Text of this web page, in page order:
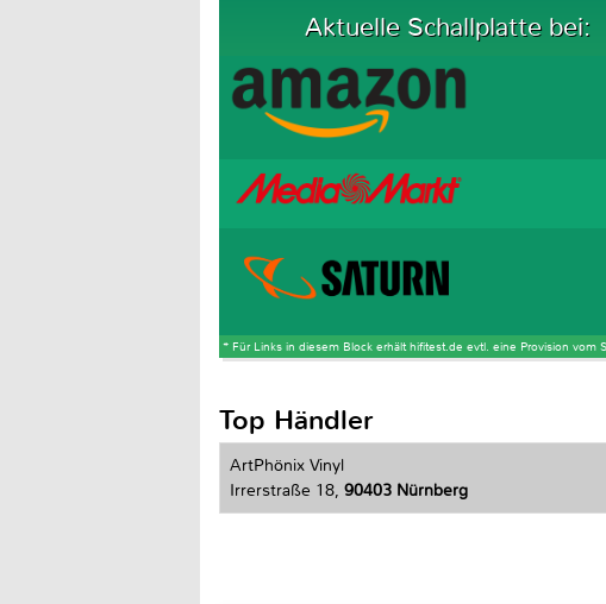
Aktuelle Schallplatte bei:
* Für Links in diesem Block erhält hifitest.de evtl. eine Provision vom
Top Händler
ArtPhönix Vinyl
Irrerstraße 18, 90403 Nürnberg